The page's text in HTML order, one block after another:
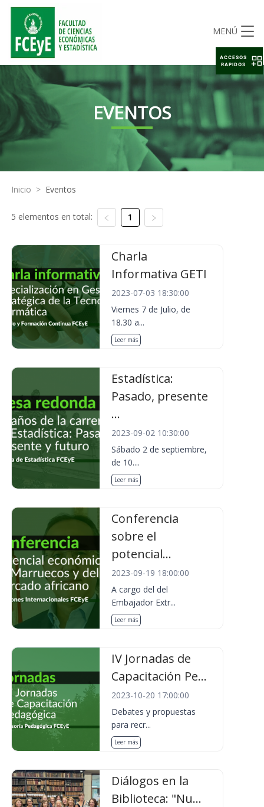
MENÚ
EVENTOS
Inicio > Eventos
5 elementos en total: 1
Charla
Informativa GETI
2023-07-03 18:30:00
Viernes 7 de Julio, de
18.30 a...
Leer más
Estadística:
Pasado, presente
...
2023-09-02 10:30:00
Sábado 2 de septiembre,
de 10....
Leer más
Conferencia
sobre el
potencial...
2023-09-19 18:00:00
A cargo del del
Embajador Extr...
Leer más
IV Jornadas de
Capacitación Pe...
2023-10-20 17:00:00
Debates y propuestas
para recr...
Leer más
Diálogos en la
Biblioteca: "Nu...
ACCESOS
RAPIDOS